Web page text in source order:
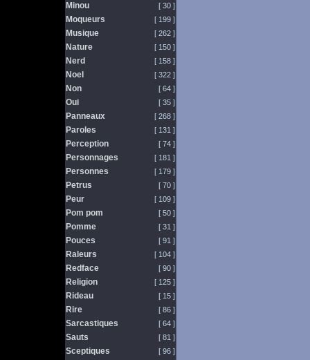
Minou [ 30 ]
Moqueurs [ 199 ]
Musique [ 262 ]
Nature [ 150 ]
Nerd [ 158 ]
Noel [ 322 ]
Non [ 64 ]
Oui [ 35 ]
Panneaux [ 268 ]
Paroles [ 131 ]
Perception [ 74 ]
Personnages [ 181 ]
Personnes [ 179 ]
Petrus [ 70 ]
Peur [ 109 ]
Pom pom [ 50 ]
Pomme [ 31 ]
Pouces [ 91 ]
Raleurs [ 104 ]
Redface [ 90 ]
Religion [ 125 ]
Rideau [ 15 ]
Rire [ 86 ]
Sarcastiques [ 64 ]
Sauts [ 81 ]
Sceptiques [ 96 ]